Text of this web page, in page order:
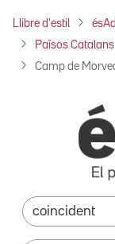
Llibre d'estil
Països Catalans
Camp de